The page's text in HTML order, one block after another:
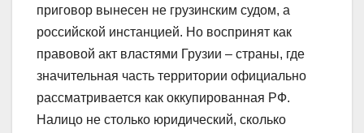
приговор вынесен не грузинским судом, а
российской инстанцией. Но воспринят как
правовой акт властями Грузии – страны, где
значительная часть территории официально
рассматривается как оккупированная РФ.
Налицо не столько юридический, сколько